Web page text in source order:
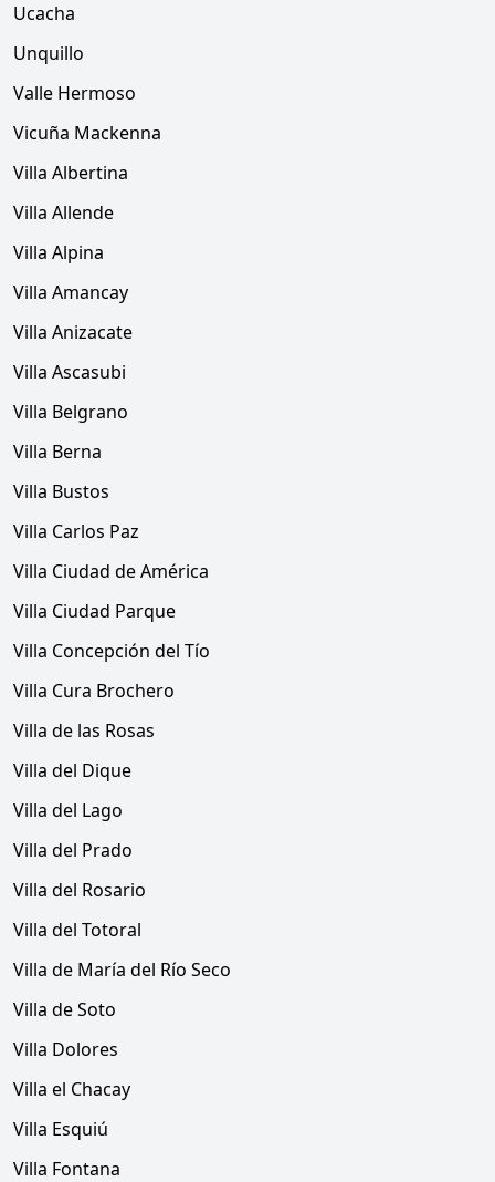
Ucacha
Unquillo
Valle Hermoso
Vicuña Mackenna
Villa Albertina
Villa Allende
Villa Alpina
Villa Amancay
Villa Anizacate
Villa Ascasubi
Villa Belgrano
Villa Berna
Villa Bustos
Villa Carlos Paz
Villa Ciudad de América
Villa Ciudad Parque
Villa Concepción del Tío
Villa Cura Brochero
Villa de las Rosas
Villa del Dique
Villa del Lago
Villa del Prado
Villa del Rosario
Villa del Totoral
Villa de María del Río Seco
Villa de Soto
Villa Dolores
Villa el Chacay
Villa Esquiú
Villa Fontana